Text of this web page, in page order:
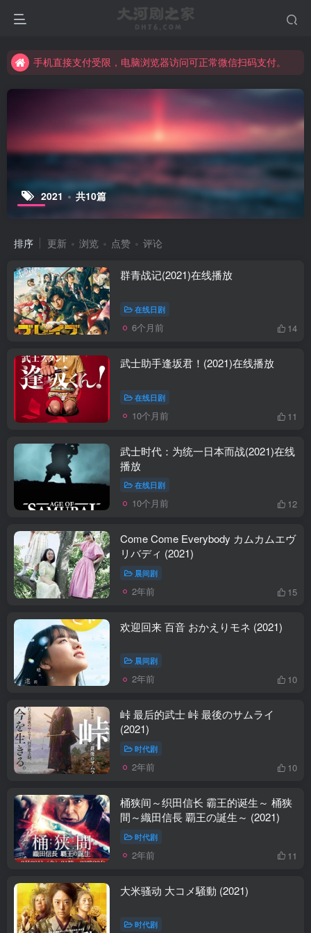
手机直接支付受限，电脑浏览器访问可正常微信扫码支付。
手机直接支付受限，电脑浏览器访问可正常微信扫码支付。
完整大河剧资源点击这里获取。
2021 共10篇
排序 更新 浏览 点赞 评论
群青战记(2021)在线播放
在线日剧
6个月前 14
武士助手逢坂君！(2021)在线播放
在线日剧
10个月前 11
武士时代：为统一日本而战(2021)在线
播放
在线日剧
10个月前 12
Come Come Everybody カムカムエヴ
リバディ (2021)
晨间剧
2年前 15
欢迎回来 百音 おかえりモネ (2021)
晨间剧
2年前 10
峠 最后的武士 峠 最後のサムライ
(2021)
时代剧
2年前 10
桶狭间～织田信长 霸王的诞生～ 桶狭
間～織田信長 覇王の誕生～ (2021)
时代剧
2年前 11
大米骚动 大コメ騒動 (2021)
时代剧